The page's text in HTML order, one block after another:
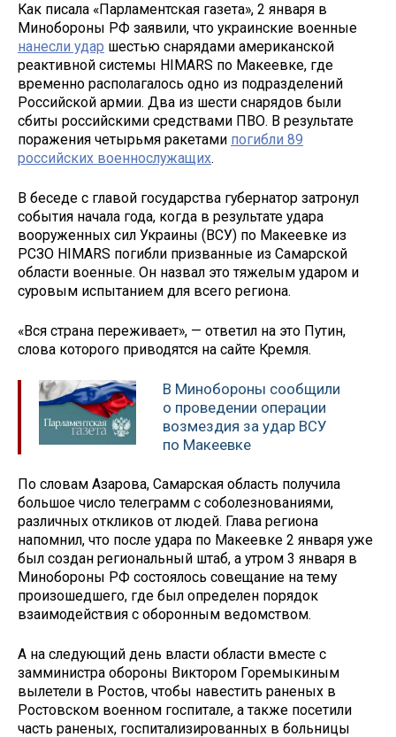
Как писала «Парламентская газета», 2 января в
Минобороны РФ заявили, что украинские военные
нанесли удар шестью снарядами американской
реактивной системы HIMARS по Макеевке, где
временно располагалось одно из подразделений
Российской армии. Два из шести снарядов были
сбиты российскими средствами ПВО. В результате
поражения четырьмя ракетами погибли 89
российских военнослужащих.
В беседе с главой государства губернатор затронул
события начала года, когда в результате удара
вооруженных сил Украины (ВСУ) по Макеевке из
РСЗО HIMARS погибли призванные из Самарской
области военные. Он назвал это тяжелым ударом и
суровым испытанием для всего региона.
«Вся страна переживает», — ответил на это Путин,
слова которого приводятся на сайте Кремля.
В Минобороны сообщили
о проведении операции
возмездия за удар ВСУ
по Макеевке
По словам Азарова, Самарская область получила
большое число телеграмм с соболезнованиями,
различных откликов от людей. Глава региона
напомнил, что после удара по Макеевке 2 января уже
был создан региональный штаб, а утром 3 января в
Минобороны РФ состоялось совещание на тему
произошедшего, где был определен порядок
взаимодействия с оборонным ведомством.
А на следующий день власти области вместе с
замминистра обороны Виктором Горемыкиным
вылетели в Ростов, чтобы навестить раненых в
Ростовском военном госпитале, а также посетили
часть раненых, госпитализированных в больницы